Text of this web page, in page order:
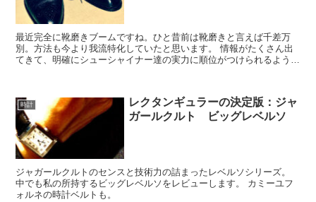
最近完全に靴磨きブームですね。ひと昔前は靴磨きと言えば千差万
別。方法も今より我流特化していたと思います。 情報がたくさん出
てきて、明確にシューシャイナー達の実力に順位がつけられるように
時計
レクタンギュラーの決定版：ジャ
ガールクルト ビッグレベルソ
ジャガールクルトのセンスと技術力の詰まったレベルソシリーズ。
中でも私の所持するビッグレベルソをレビューします。 カミーユフ
ォルネの時計ベルトも。